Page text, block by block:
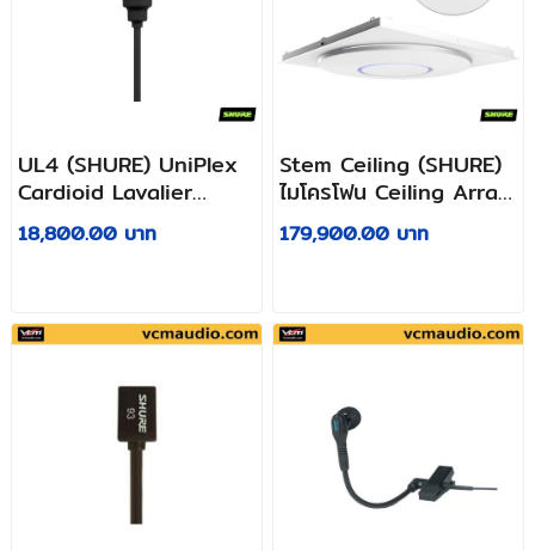
UL4 (SHURE) UniPlex
Cardioid Lavalier
Microphone
18,800.00 บาท
Stem Ceiling (SHURE)
ไมโครโฟน Ceiling Array
แบบแขวน
179,900.00 บาท